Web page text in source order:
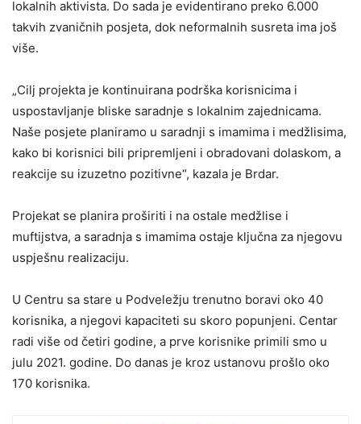
lokalnih aktivista. Do sada je evidentirano preko 6.000
takvih zvaničnih posjeta, dok neformalnih susreta ima još
više.
„Cilj projekta je kontinuirana podrška korisnicima i
uspostavljanje bliske saradnje s lokalnim zajednicama.
Naše posjete planiramo u saradnji s imamima i medžlisima,
kako bi korisnici bili pripremljeni i obradovani dolaskom, a
reakcije su izuzetno pozitivne“, kazala je Brdar.
Projekat se planira proširiti i na ostale medžlise i
muftijstva, a saradnja s imamima ostaje ključna za njegovu
uspješnu realizaciju.
U Centru sa stare u Podveležju trenutno boravi oko 40
korisnika, a njegovi kapaciteti su skoro popunjeni. Centar
radi više od četiri godine, a prve korisnike primili smo u
julu 2021. godine. Do danas je kroz ustanovu prošlo oko
170 korisnika.